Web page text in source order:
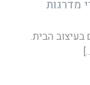
מדרגות
הבית.